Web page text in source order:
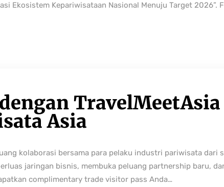
Ekosistem Kepariwisataan Nasional Menuju Target 2026”.
TravelMeetAsia
Asia
kolaborasi bersama para pelaku industri pariwisata dari
jaringan bisnis, membuka peluang partnership baru,
complimentary trade visitor pass Anda…